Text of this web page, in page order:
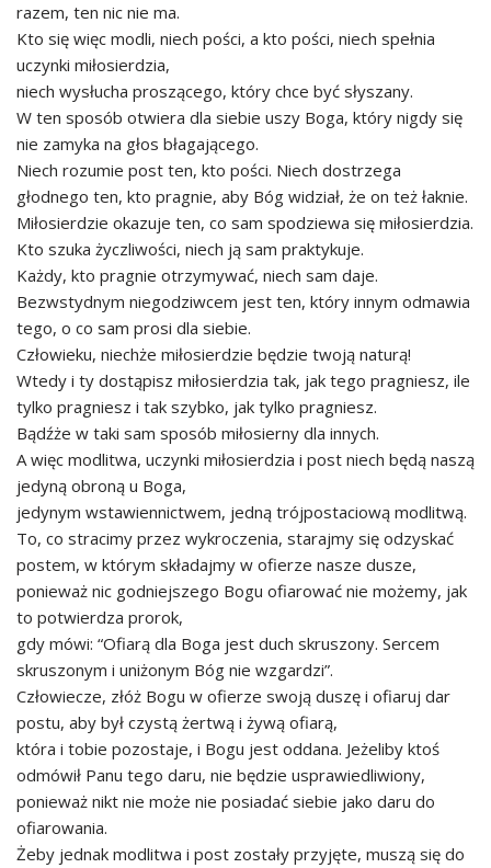
razem, ten nic nie ma.
Kto się więc modli, niech pości, a kto pości, niech spełnia
uczynki miłosierdzia,
niech wysłucha proszącego, który chce być słyszany.
W ten sposób otwiera dla siebie uszy Boga, który nigdy się
nie zamyka na głos błagającego.
Niech rozumie post ten, kto pości. Niech dostrzega
głodnego ten, kto pragnie, aby Bóg widział, że on też łaknie.
Miłosierdzie okazuje ten, co sam spodziewa się miłosierdzia.
Kto szuka życzliwości, niech ją sam praktykuje.
Każdy, kto pragnie otrzymywać, niech sam daje.
Bezwstydnym niegodziwcem jest ten, który innym odmawia
tego, o co sam prosi dla siebie.
Człowieku, niechże miłosierdzie będzie twoją naturą!
Wtedy i ty dostąpisz miłosierdzia tak, jak tego pragniesz, ile
tylko pragniesz i tak szybko, jak tylko pragniesz.
Bądźże w taki sam sposób miłosierny dla innych.
A więc modlitwa, uczynki miłosierdzia i post niech będą naszą
jedyną obroną u Boga,
jedynym wstawiennictwem, jedną trójpostaciową modlitwą.
To, co stracimy przez wykroczenia, starajmy się odzyskać
postem, w którym składajmy w ofierze nasze dusze,
ponieważ nic godniejszego Bogu ofiarować nie możemy, jak
to potwierdza prorok,
gdy mówi: “Ofiarą dla Boga jest duch skruszony. Sercem
skruszonym i uniżonym Bóg nie wzgardzi”.
Człowiecze, złóż Bogu w ofierze swoją duszę i ofiaruj dar
postu, aby był czystą żertwą i żywą ofiarą,
która i tobie pozostaje, i Bogu jest oddana. Jeżeliby ktoś
odmówił Panu tego daru, nie będzie usprawiedliwiony,
ponieważ nikt nie może nie posiadać siebie jako daru do
ofiarowania.
Żeby jednak modlitwa i post zostały przyjęte, muszą się do